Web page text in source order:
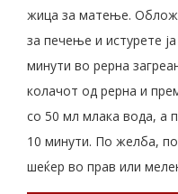
жица за матење.
за печење и истурете
минути во рерна
колачот од рерна и
со 50 мл млака вода, а
10 минути. По желба,
шеќер во прав или